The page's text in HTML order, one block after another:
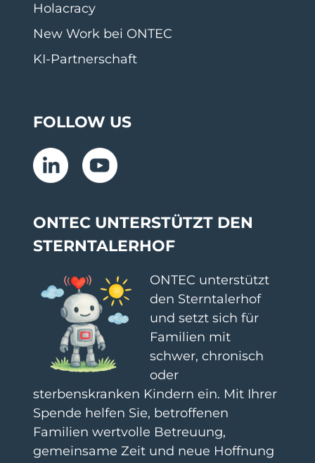
Holacracy
New Work bei ONTEC
KI-Partnerschaft
FOLLOW US
ONTEC UNTERSTÜTZT DEN
STERNTALERHOF​
ONTEC unterstützt
den Sterntalerhof
und setzt sich für
Familien mit
schwer, chronisch
oder
sterbenskranken Kindern ein. Mit Ihrer
Spende helfen Sie, betroffenen
Familien wertvolle Betreuung,
gemeinsame Zeit und neue Hoffnung